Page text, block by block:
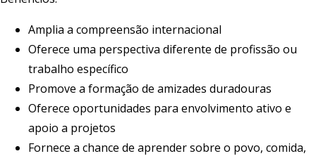
Amplia a compreensão internacional
Oferece uma perspectiva diferente de profissão ou
trabalho específico
Promove a formação de amizades duradouras
Oferece oportunidades para envolvimento ativo e
apoio a projetos
Fornece a chance de aprender sobre o povo, comida,